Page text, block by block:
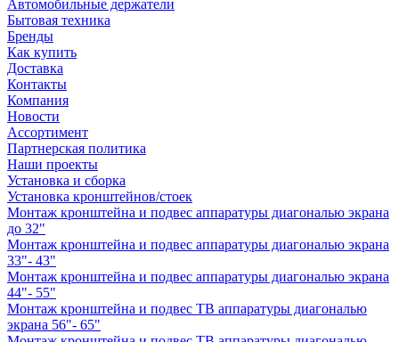
Автомобильные держатели
Бытовая техника
Бренды
Как купить
Доставка
Контакты
Компания
Новости
Ассортимент
Партнерская политика
Наши проекты
Установка и сборка
Установка кронштейнов/стоек
Монтаж кронштейна и подвес аппаратуры диагональю экрана
до 32"
Монтаж кронштейна и подвес аппаратуры диагональю экрана
33"- 43"
Монтаж кронштейна и подвес аппаратуры диагональю экрана
44"- 55"
Монтаж кронштейна и подвес ТВ аппаратуры диагональю
экрана 56"- 65"